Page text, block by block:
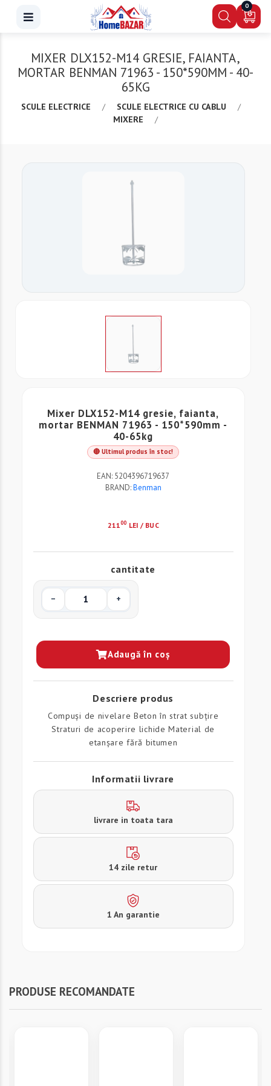
0
MIXER DLX152-M14 GRESIE, FAIANTA,
MORTAR BENMAN 71963 - 150*590MM - 40-
65KG
SCULE ELECTRICE / SCULE ELECTRICE CU CABLU
/
MIXERE
/
Mixer DLX152-M14 gresie, faianta,
mortar BENMAN 71963 - 150*590mm -
40-65kg
🔴 Ultimul produs în stoc!
EAN: 5204396719637
BRAND:Benman
21100 LEI / BUC
cantitate
− +
Adaugă în coș
Descriere produs
Compuși de nivelare Beton în strat subţire
Straturi de acoperire lichide Material de
etanșare fără bitumen
Informatii livrare
livrare in toata tara
14 zile retur
1 An garantie
PRODUSE RECOMANDATE